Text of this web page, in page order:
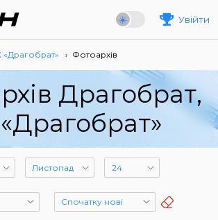
Увійти
«Драгобрат» › Фотоархів
Драгобрат,